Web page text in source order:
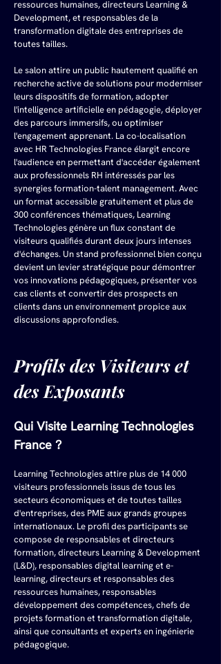
ressources humaines, directeurs Learning &
Development, et responsables de la
transformation digitale des entreprises de
toutes tailles.
Le salon attire un public hautement qualifié en
recherche active de solutions pour moderniser
leurs dispositifs de formation, adopter
l'intelligence artificielle en pédagogie, déployer
des parcours immersifs, ou optimiser
l'engagement apprenant. La co-localisation
avec HR Technologies France élargit encore
l'audience en permettant d'accéder également
aux professionnels RH intéressés par les
synergies formation-talent management. Avec
un format accessible gratuitement et plus de
300 conférences thématiques, Learning
Technologies génère un flux constant de
visiteurs qualifiés durant deux jours intenses
d'échanges. Un stand professionnel bien conçu
devient un levier stratégique pour démontrer
vos innovations pédagogiques, présenter vos
cas clients et convertir des prospects en
clients dans un environnement propice aux
discussions approfondies.
Profils des Visiteurs et
des Exposants
Qui Visite Learning Technologies
France ?
Learning Technologies attire plus de 14 000
visiteurs professionnels issus de tous les
secteurs économiques et de toutes tailles
d'entreprises, des PME aux grands groupes
internationaux. Le profil des participants se
compose de responsables et directeurs
formation, directeurs Learning & Development
(L&D), responsables digital learning et e-
learning, directeurs et responsables des
ressources humaines, responsables
développement des compétences, chefs de
projets formation et transformation digitale,
ainsi que consultants et experts en ingénierie
pédagogique.